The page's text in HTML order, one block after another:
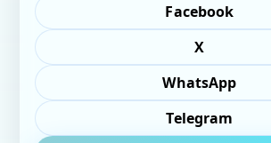
Facebook
X
WhatsApp
Telegram